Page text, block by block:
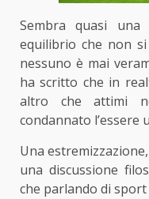
Sembra quasi una
equilibrio che non
nessuno è mai
ha scritto che in
altro che attimi
condannato l’essere
Una
una discussione
che parlando di